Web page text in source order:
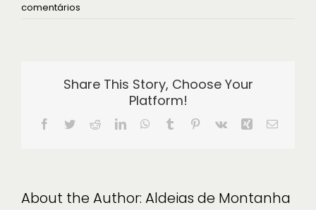
comentários
Share This Story, Choose Your
Platform!
Facebook
TwitterRedditLinkedInWhatsApp
Tumblr Pinterest
Vk Xing Email
About the Author: Aldeias de Montanha